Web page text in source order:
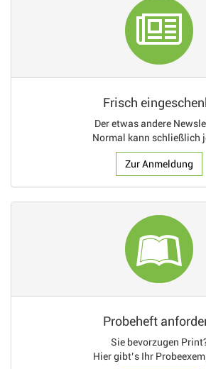
Frisch
Der etwas andere
Normal kann schließlich
Zur Anmeldung
Probeheft
Sie bevorzugen
Hier gibt’s Ihr